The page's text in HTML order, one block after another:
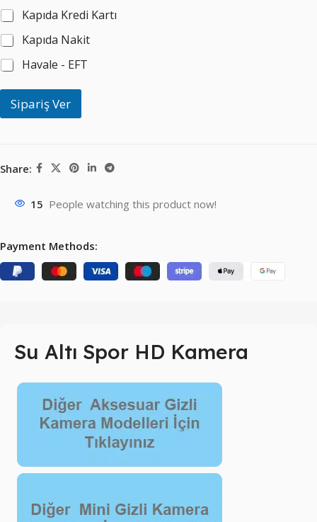
Kapıda Kredi Kartı
Kapıda Nakit
Havale - EFT
Sipariş Ver
Share:
15 People watching this product now!
Payment Methods:
Su Altı Spor HD Kamera